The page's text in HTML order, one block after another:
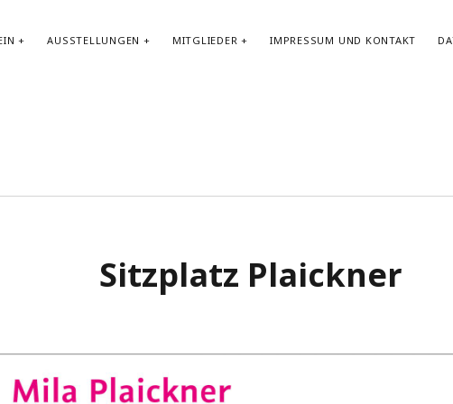
AUSSTELLUNGEN MITGLIEDER IMPRESSUM UND KONTAKT
Sitzplatz Plaickner